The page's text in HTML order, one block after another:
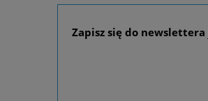
Zapisz się do newslettera